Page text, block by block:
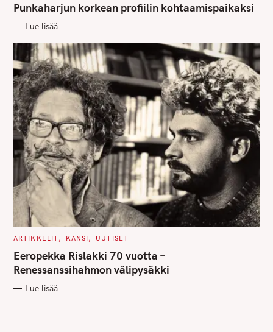
G
O
I
S
Punkaharjun korkean profiilin kohtaamispaikaksi
Lue lisää
C
T
E
G
O
I
ARTIKKELIT KANSI UUTISET
Eeropekka Rislakki 70 vuotta –
Renessanssihahmon välipysäkki
Lue lisää